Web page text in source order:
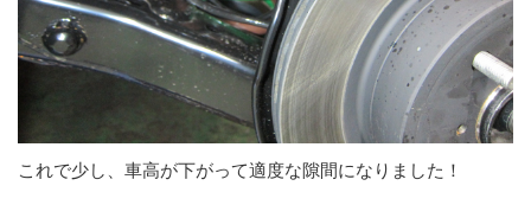
これで少し、車高が下がって適度な隙間になりました！